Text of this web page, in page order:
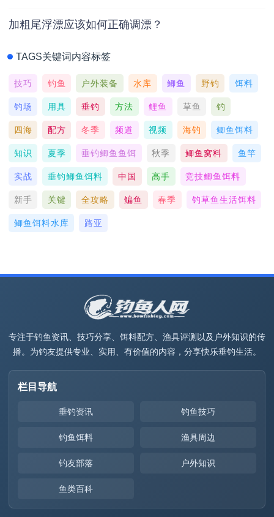
加粗尾浮漂应该如何正确调漂？
TAGS关键词内容标签
技巧 钓鱼 户外装备 水库 鲫鱼 野钓 饵料
钓场 用具 垂钓 方法 鲤鱼 草鱼 钓
四海 配方 冬季 频道 视频 海钓 鲫鱼饵料
知识 夏季 垂钓鲫鱼鱼饵 秋季 鲫鱼窝料 鱼竿
实战 垂钓鲫鱼饵料 中国 高手 竞技鲫鱼饵料
新手 关键 全攻略 鳊鱼 春季 钓草鱼生活饵料
鲫鱼饵料水库 路亚
专注于钓鱼资讯、技巧分享、饵料配方、渔具评测以及户外知识的传
播。为钓友提供专业、实用、有价值的内容，分享快乐垂钓生活。
栏目导航
垂钓资讯 钓鱼技巧
钓鱼饵料 渔具周边
钓友部落 户外知识
鱼类百科